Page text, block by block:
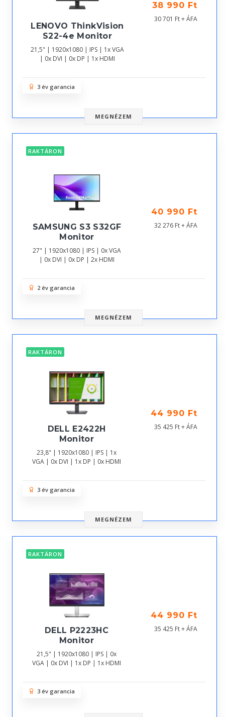
LENOVO ThinkVision
S22-4e Monitor
21,5" | 1920x1080 | IPS | 1x VGA
| 0x DVI | 0x DP | 1x HDMI
38 990 Ft
30 701 Ft + ÁFA
3 év garancia
MEGNÉZEM
RAKTÁRON
SAMSUNG S3 S32GF
Monitor
27" | 1920x1080 | IPS | 0x VGA
| 0x DVI | 0x DP | 2x HDMI
40 990 Ft
32 276 Ft + ÁFA
2 év garancia
MEGNÉZEM
RAKTÁRON
DELL E2422H
Monitor
23,8" | 1920x1080 | IPS | 1x
VGA | 0x DVI | 1x DP | 0x HDMI
44 990 Ft
35 425 Ft + ÁFA
3 év garancia
MEGNÉZEM
RAKTÁRON
DELL P2223HC
Monitor
21,5" | 1920x1080 | IPS | 0x
VGA | 0x DVI | 1x DP | 1x HDMI
44 990 Ft
35 425 Ft + ÁFA
3 év garancia